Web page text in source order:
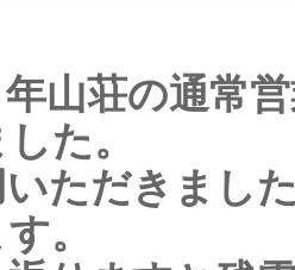
山荘の通常
た。
ただきまし
。